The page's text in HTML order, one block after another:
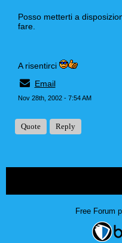
Quote Reply
Posso metterti a
fare.
A risentirci
Email
Nov 28th, 2002 - 7:54 AM
Free Forum